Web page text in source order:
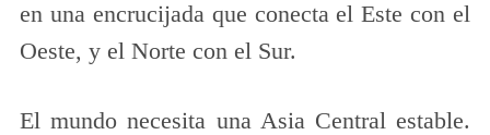
en una encrucijada que conecta el Este con el
Oeste, y el Norte con el Sur.
El mundo necesita una Asia Central estable.